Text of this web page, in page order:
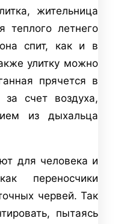
жительница
теплого летнего
спит, как и в
улитку можно
прячется в
за счет воздуха,
из дыхальца
для человека и
переносчики
червей. Так
пытаясь